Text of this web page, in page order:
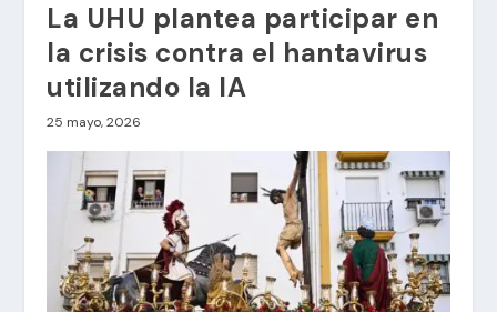
La UHU plantea participar en
la crisis contra el hantavirus
utilizando la IA
25 mayo, 2026